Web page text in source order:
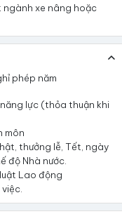
ngành xe nâng hoặc
phép năm
lực (thỏa thuận khi
môn
thưởng lễ, Tết, ngày
độ Nhà nước.
Lao động